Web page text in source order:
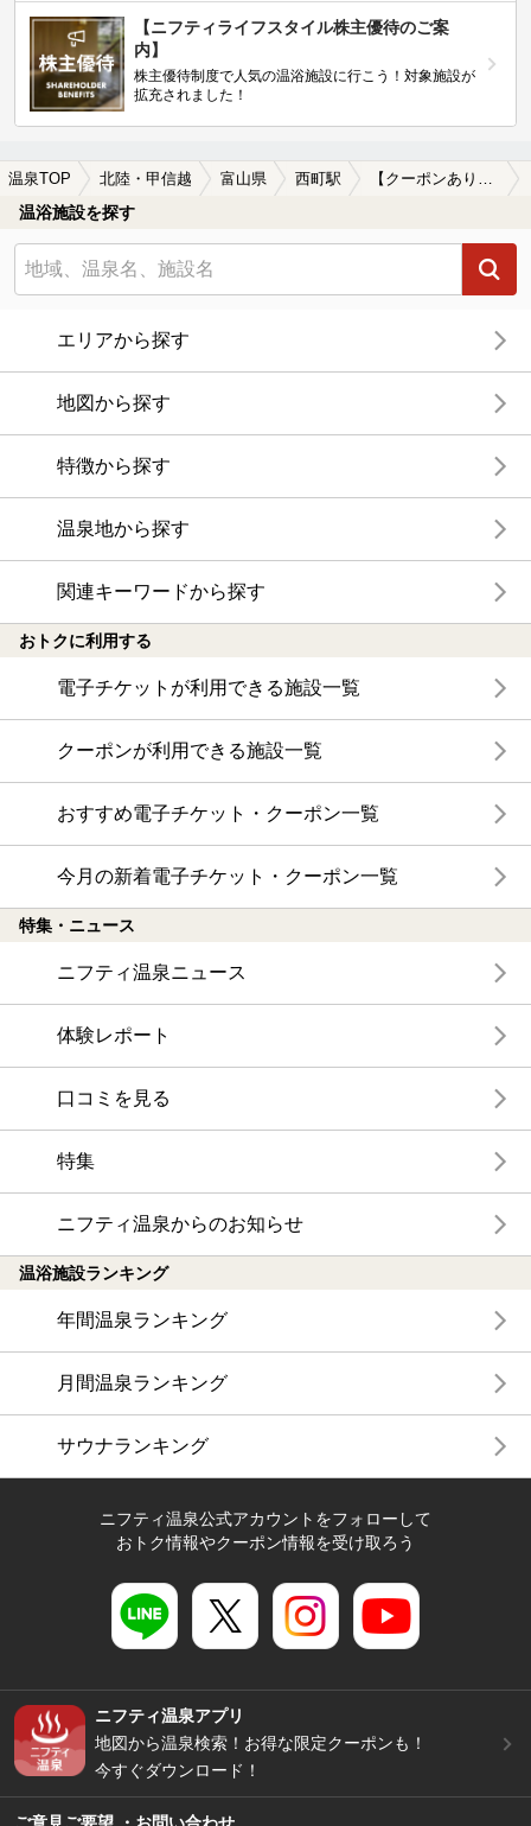
【ニフティライフスタイル株主優待のご案
内】
株主優待制度で人気の温浴施設に行こう！対象施設が
拡充されました！
温泉TOP 北陸・甲信越 富山県 西町駅 【クーポンあり】カップルにおすすめの西町駅近くの温泉、日帰り温泉、スーパー銭湯おすすめ
温浴施設を探す
エリアから探す
地図から探す
特徴から探す
温泉地から探す
関連キーワードから探す
おトクに利用する
電子チケットが利用できる施設一覧
クーポンが利用できる施設一覧
おすすめ電子チケット・クーポン一覧
今月の新着電子チケット・クーポン一覧
特集・ニュース
ニフティ温泉ニュース
体験レポート
口コミを見る
特集
ニフティ温泉からのお知らせ
温浴施設ランキング
年間温泉ランキング
月間温泉ランキング
サウナランキング
ニフティ温泉公式アカウントをフォローして
おトク情報やクーポン情報を受け取ろう
ニフティ温泉アプリ
地図から温泉検索！お得な限定クーポンも！
今すぐダウンロード！